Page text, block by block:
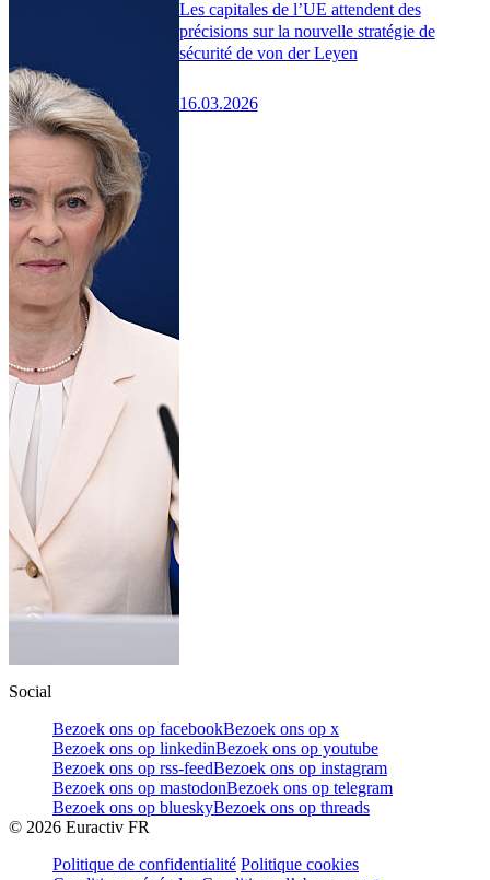
Les capitales de l’UE attendent des
précisions sur la nouvelle stratégie de
sécurité de von der Leyen
16.03.2026
Social
Bezoek ons op facebookBezoek ons op x
Bezoek ons op linkedinBezoek ons op youtube
Bezoek ons op rss-feedBezoek ons op instagram
Bezoek ons op mastodonBezoek ons op telegram
Bezoek ons op blueskyBezoek ons op threads
© 2026 Euractiv FR
Politique de confidentialité Politique cookies